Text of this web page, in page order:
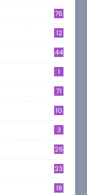
76
12
44
1
71
10
3
26
23
18